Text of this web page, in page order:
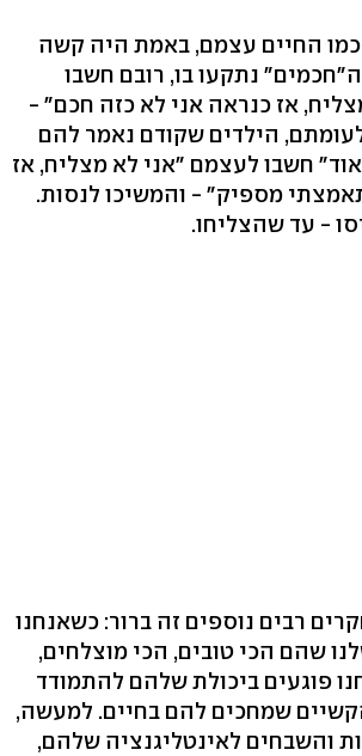
החיים עצמם, באמת היה קשה
ה"חכמים" נתקעו בו, רובם חשבו
אז כנראה אני לא כזה חכם" -
הילדים שקודם נאמר להם
חשבו לעצמם "אני לא מצליח, אז
מספיק" - והמשיכו לנסות.
- עד שהצליחו.
רבים נוספים זה ברור: כשאנחנו
שהם הכי טובים, הכי מוצלחים,
פוגעים ביכולת שלהם להתמודד
שמחכים להם בחיים. למעשה,
והשבחים לאינטליגנציה שלהם,